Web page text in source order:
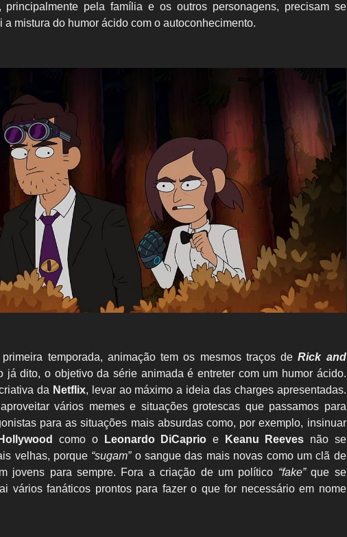
pela família e os outros personagens, precisam se
a mistura do humor ácido com o autoconhecimento.
temporada, animação tem os mesmos traços deRick and
já dito, o objetivo da série animada é entreter com um humor ácido.
da Netflix, levar ao máximo a ideia das charges apresentadas.
vários memes e situações grotescas que passamos para
para as situações mais absurdas como, por exemplo, insinuar
Hollywood como o Leonardo DiCaprio e Keanu Reeves não se
velhas, porque “sugam”o sangue das mais novas como um clã de
jovens para sempre. Fora a criação de um político “fake”que se
vários fanáticos prontos para fazer o que for necessário em nome